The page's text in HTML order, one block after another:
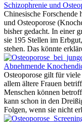
Schizophrenie und
Chinesische Forschende
und Osteoporose
bisher gedacht. In einer
sie 195 Stellen im
stehen. Das könnte
Abnehmende
Osteoporose gilt für
allem ältere Frauen
Menschen können
kann schon in den
Folgen, wenn sie nicht